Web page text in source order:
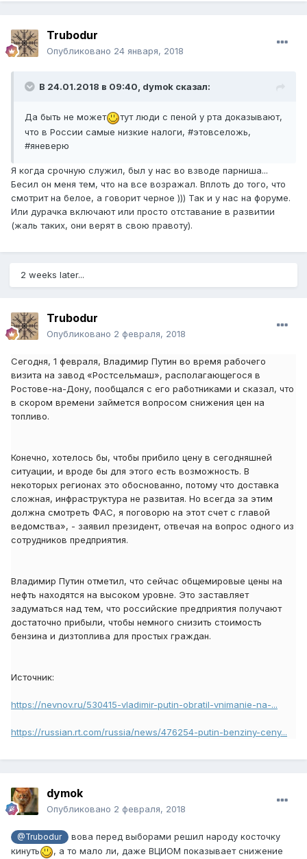
Trubodur
Опубликовано 24 января, 2018
В 24.01.2018 в 09:40, dymok сказал:
Да быть не может
тут люди с пеной у рта доказывают,
что в России самые низкие налоги, #этовселожь,
#яневерю
Я когда срочную служил, был у нас во взводе парниша...
Бесил он меня тем, что на все возражал. Вплоть до того, что
смотрит на белое, а говорит черное ))) Так и у нас на форуме.
Или дурачка включают или просто отставание в развитии
(жаль таких, они верят в свою правоту).
2 weeks later...
Trubodur
Опубликовано 2 февраля, 2018
Сегодня, 1 февраля, Владимир Путин во время рабочего
визита на завод «Ростсельмаш», располагающегося в
Ростове-на-Дону, пообщался с его работниками и сказал, что
в скором времени займется вопросом снижения цен на
топливо.
Конечно, хотелось бы, чтобы прибило цену в сегодняшней
ситуации, и вроде бы для этого есть возможность. В
некоторых регионах это обоснованно, потому что доставка
сложная, инфраструктура не развитая. Но всегда за этим
должна смотреть ФАС, я поговорю на этот счет с главой
ведомства», - заявил президент, отвечая на вопрос одного из
сотрудников предприятия.
Владимир Путин отметил, что сейчас общемировые цены на
нефть находятся на высоком уровне. Это заставляет
задуматься над тем, что российские предприятия получают
достаточно прибыли, чтобы немного снизить стоимость
бензина и дизтоплива для простых граждан.
Источник:
https://nevnov.ru/530415-vladimir-putin-obratil-vnimanie-na-...
https://russian.rt.com/russia/news/476254-putin-benziny-ceny...
dymok
Опубликовано 2 февраля, 2018
@Trubodur
вова перед выборами решил народу косточку
кинуть
, а то мало ли, даже ВЦИОМ показывает снижение